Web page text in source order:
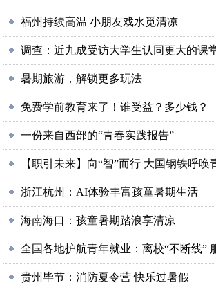
福州持续高温 小朋友戏水觅清凉
调查：近九成受访大学生认同更大的课
暑期旅游，解锁更多玩法
免费学前教育来了！谁受益？多少钱？
一份来自西部的“青春实践报告”
【职引未来】向“智”而行 大国钢铁呼唤
浙江杭州：AI体验丰富孩童暑期生活
海南海口：孩童暑期踏浪享清凉
全国各地护航青年就业：离校“不断线”
贵州毕节：消防夏令营 快乐过暑假